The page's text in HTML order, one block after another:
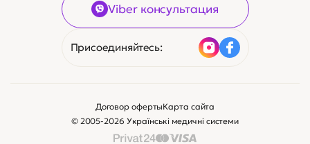
Viber консультация
Присоединяйтесь:
© 2005-2026 Українські медичні системи
Договор офертыКарта сайта